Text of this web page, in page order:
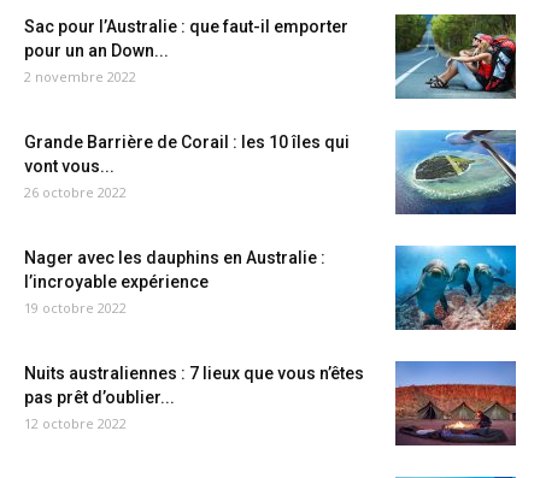
Sac pour l’Australie : que faut-il emporter
pour un an Down...
2 novembre 2022
Grande Barrière de Corail : les 10 îles qui
vont vous...
26 octobre 2022
Nager avec les dauphins en Australie :
l’incroyable expérience
19 octobre 2022
Nuits australiennes : 7 lieux que vous n’êtes
pas prêt d’oublier...
12 octobre 2022